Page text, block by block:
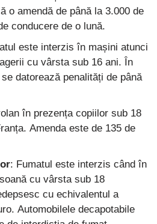
o amendă de până la 3.000 de
conducere de o lună.
este interzis în mașini atunci
cu vârsta sub 16 ani. În
datorează penalități de până
în prezența copiilor sub 18
Amenda este de 135 de
: Fumatul este interzis când în
cu vârsta sub 18
cu echivalentul a
Automobilele decapotabile